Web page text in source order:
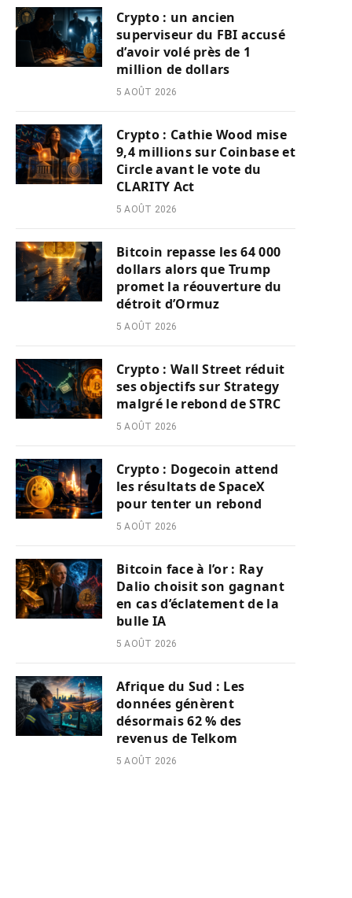
Crypto : un ancien
superviseur du FBI accusé
d’avoir volé près de 1
million de dollars
5 AOÛT 2026
Crypto : Cathie Wood mise
9,4 millions sur Coinbase et
Circle avant le vote du
CLARITY Act
5 AOÛT 2026
Bitcoin repasse les 64 000
dollars alors que Trump
promet la réouverture du
détroit d’Ormuz
5 AOÛT 2026
Crypto : Wall Street réduit
ses objectifs sur Strategy
malgré le rebond de STRC
5 AOÛT 2026
Crypto : Dogecoin attend
les résultats de SpaceX
pour tenter un rebond
5 AOÛT 2026
Bitcoin face à l’or : Ray
Dalio choisit son gagnant
en cas d’éclatement de la
bulle IA
5 AOÛT 2026
Afrique du Sud : Les
données génèrent
désormais 62 % des
revenus de Telkom
5 AOÛT 2026